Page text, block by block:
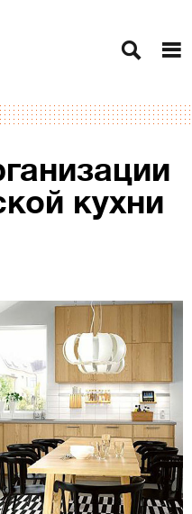
кухни